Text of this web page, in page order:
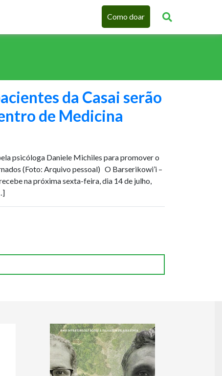
Como doar
da Casai serão
de Medicina
psicóloga Daniele Michiles para promover o
(Foto: Arquivo pessoal) O Barserikowi’i –
na próxima sexta-feira, dia 14 de julho,